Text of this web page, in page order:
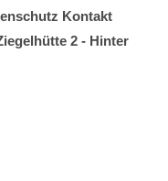
Kontakt
2 - Hinter